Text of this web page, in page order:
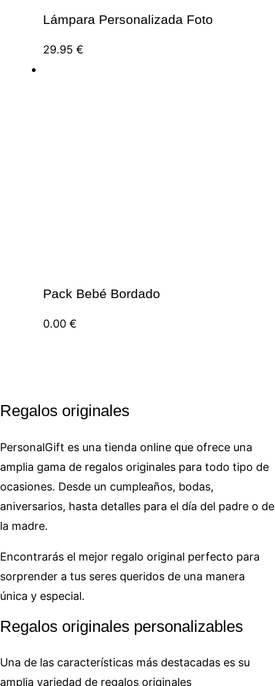
Lámpara Personalizada Foto
29.95 €
Pack Bebé Bordado
0.00 €
Regalos originales
PersonalGift es una tienda online que ofrece una
amplia gama de regalos originales para todo tipo de
ocasiones. Desde un cumpleaños, bodas,
aniversarios, hasta detalles para el día del padre o de
la madre.
Encontrarás el mejor regalo original perfecto para
sorprender a tus seres queridos de una manera
única y especial.
Regalos originales personalizables
Una de las características más destacadas es su
amplia variedad de regalos originales